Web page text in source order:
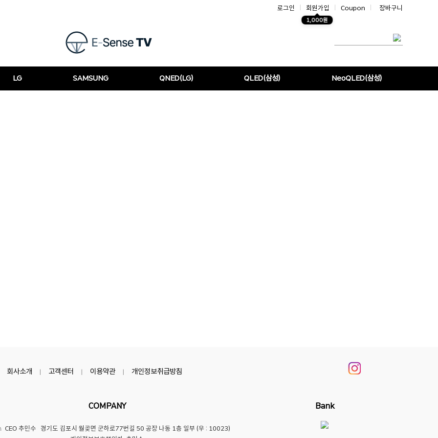
로그인 회원가입
1,000원
Coupon 장바구니
LG SAMSUNG QNED(LG) QLED(삼성) NeoQLED(삼성)
회사소개 | 고객센터 | 이용약관 | 개인정보취급방침
COMPANY
CEO 추민수 경기도 김포시 월곶면 군하로77번길 50 공장 나동 1층 일부 (우 : 10023)
Bank